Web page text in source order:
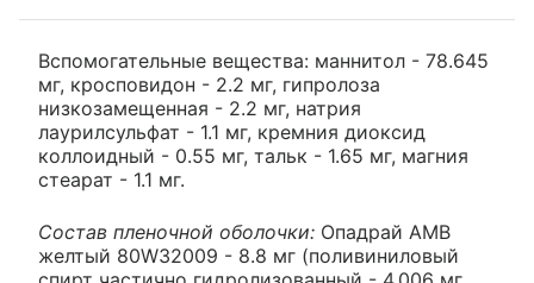
Вспомогательные вещества: маннитол - 78.645
мг, кросповидон - 2.2 мг, гипролоза
низкозамещенная - 2.2 мг, натрия
лаурилсульфат - 1.1 мг, кремния диоксид
коллоидный - 0.55 мг, тальк - 1.65 мг, магния
стеарат - 1.1 мг.
Состав пленочной оболочки: Опадрай АМВ
желтый 80W32009 - 8.8 мг (поливиниловый